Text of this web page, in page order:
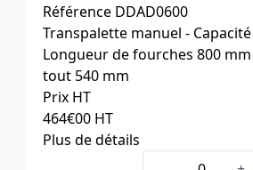
Référence DDAD0600
Transpalette manuel -
Longueur de fourches 800
tout 540 mm
Prix HT
464€00 HT
Plus de détails
Longueur fourches (mm)